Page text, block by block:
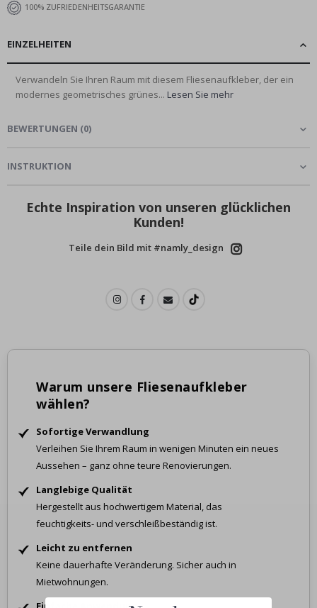
100% ZUFRIEDENHEITSGARANTIE
EINZELHEITEN
Verwandeln Sie Ihren Raum mit diesem Fliesenaufkleber, der ein
modernes geometrisches grünes... Lesen Sie mehr
BEWERTUNGEN (0)
INSTRUKTION
Echte Inspiration von unseren glücklichen
Kunden!
Teile dein Bild mit #namly_design
Warum unsere Fliesenaufkleber
wählen?
Sofortige Verwandlung
Verleihen Sie Ihrem Raum in wenigen Minuten ein neues
Aussehen – ganz ohne teure Renovierungen.
Langlebige Qualität
Hergestellt aus hochwertigem Material, das
feuchtigkeits- und verschleißbeständig ist.
Leicht zu entfernen
Keine dauerhafte Veränderung. Sicher auch in
Mietwohnungen.